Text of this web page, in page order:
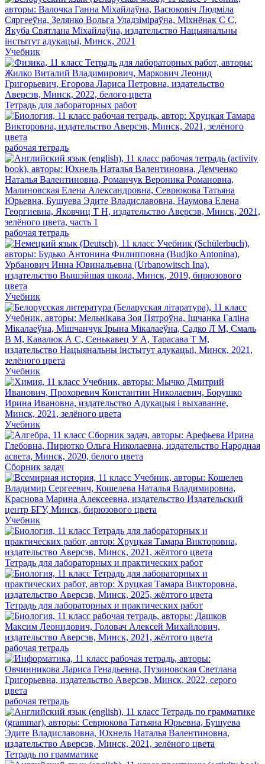
Учебник
Тетрадь для лабораторных работ
рабочая тетрадь
рабочая тетрадь
Учебник
Учебник
Учебник
Сборник задач
Учебник
Тетрадь для лабораторных и практических работ
Тетрадь для лабораторных и практических работ
рабочая тетрадь
рабочая тетрадь
Тетрадь по грамматике